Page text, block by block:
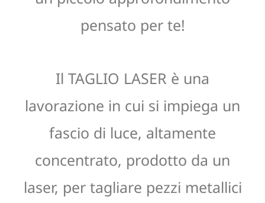
pensato per te!
Il TAGLIO LASER è una
lavorazione in cui si impiega un
fascio di luce, altamente
concentrato, prodotto da un
laser, per tagliare pezzi metallici